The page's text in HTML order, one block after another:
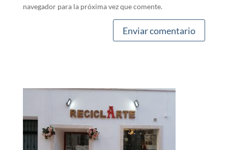
navegador para la próxima vez que comente.